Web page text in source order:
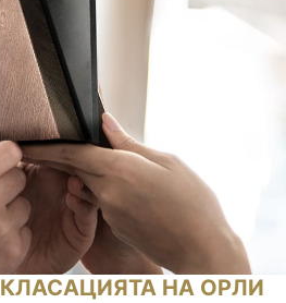
НА ОРЛИ